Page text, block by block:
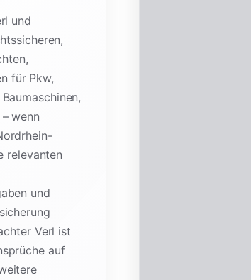
und
für Pkw,
wenn
relevanten
und
Verl ist
auf